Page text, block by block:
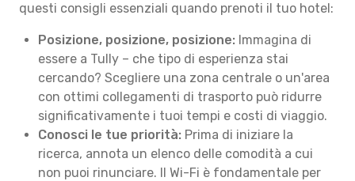
questi consigli essenziali quando prenoti il tuo hotel:
Posizione, posizione, posizione: Immagina di
essere a Tully – che tipo di esperienza stai
cercando? Scegliere una zona centrale o un'area
con ottimi collegamenti di trasporto può ridurre
significativamente i tuoi tempi e costi di viaggio.
Conosci le tue priorità: Prima di iniziare la
ricerca, annota un elenco delle comodità a cui
non puoi rinunciare. Il Wi-Fi è fondamentale per